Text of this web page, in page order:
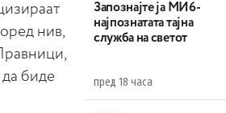
нив,
да биде
Запознајте ја МИ6-
најпознатата тајна
служба на светот
пред 18 часа